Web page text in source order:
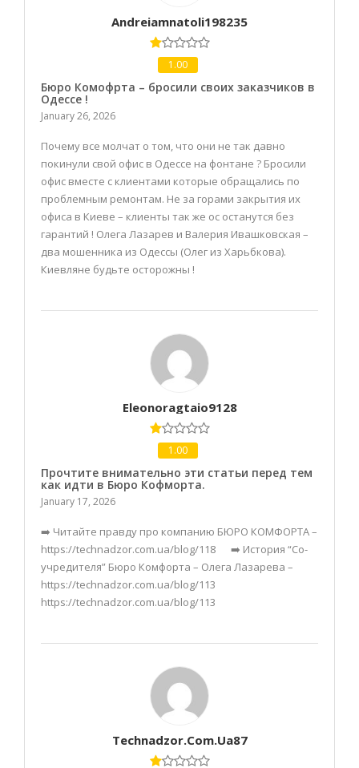
Andreiamnatoli198235
1.00
Бюро Комофрта – бросили своих заказчиков в
Одессе !
January 26, 2026
Почему все молчат о том, что они не так давно
покинули свой офис в Одессе на фонтане ? Бросили
офис вместе с клиентами которые обращались по
проблемным ремонтам. Не за горами закрытия их
офиса в Киеве – клиенты так же ос останутся без
гарантий ! Олега Лазарев и Валерия Ивашковская –
два мошенника из Одессы (Олег из Харьбкова).
Киевляне будьте осторожны !
Eleonoragtaio9128
1.00
Прочтите внимательно эти статьи перед тем
как идти в Бюро Кофморта.
January 17, 2026
➡️ Читайте правду про компанию БЮРО КОМФОРТА –
https://technadzor.com.ua/blog/118 ➡️ История “Со-
учредителя” Бюро Комфорта – Олега Лазарева –
https://technadzor.com.ua/blog/113
https://technadzor.com.ua/blog/113
Technadzor.com.ua87